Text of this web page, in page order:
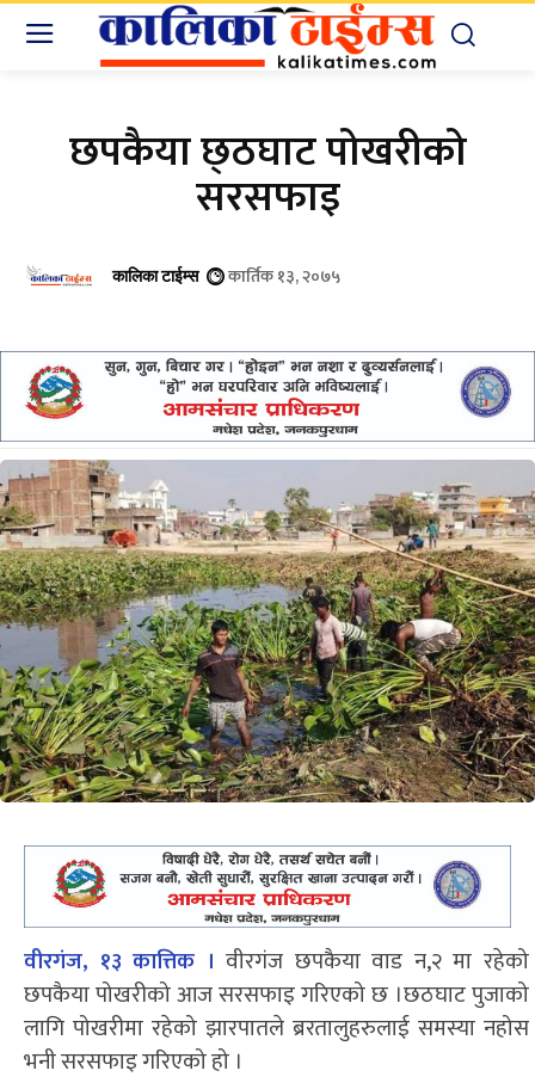
छपकैया छ्ठघाट पोखरीको
सरसफाइ
कालिका टाईम्स कार्तिक १३, २०७५
वीरगंज, १३ कात्तिक । वीरगंज छपकैया वाड न,२ मा रहेको
छपकैया पोखरीको आज सरसफाइ गरिएको छ ।छठघाट पुजाको
लागि पोखरीमा रहेको झारपातले ब्ररतालुहरुलाई समस्या नहोस
भनी सरसफाइ गरिएको हो ।